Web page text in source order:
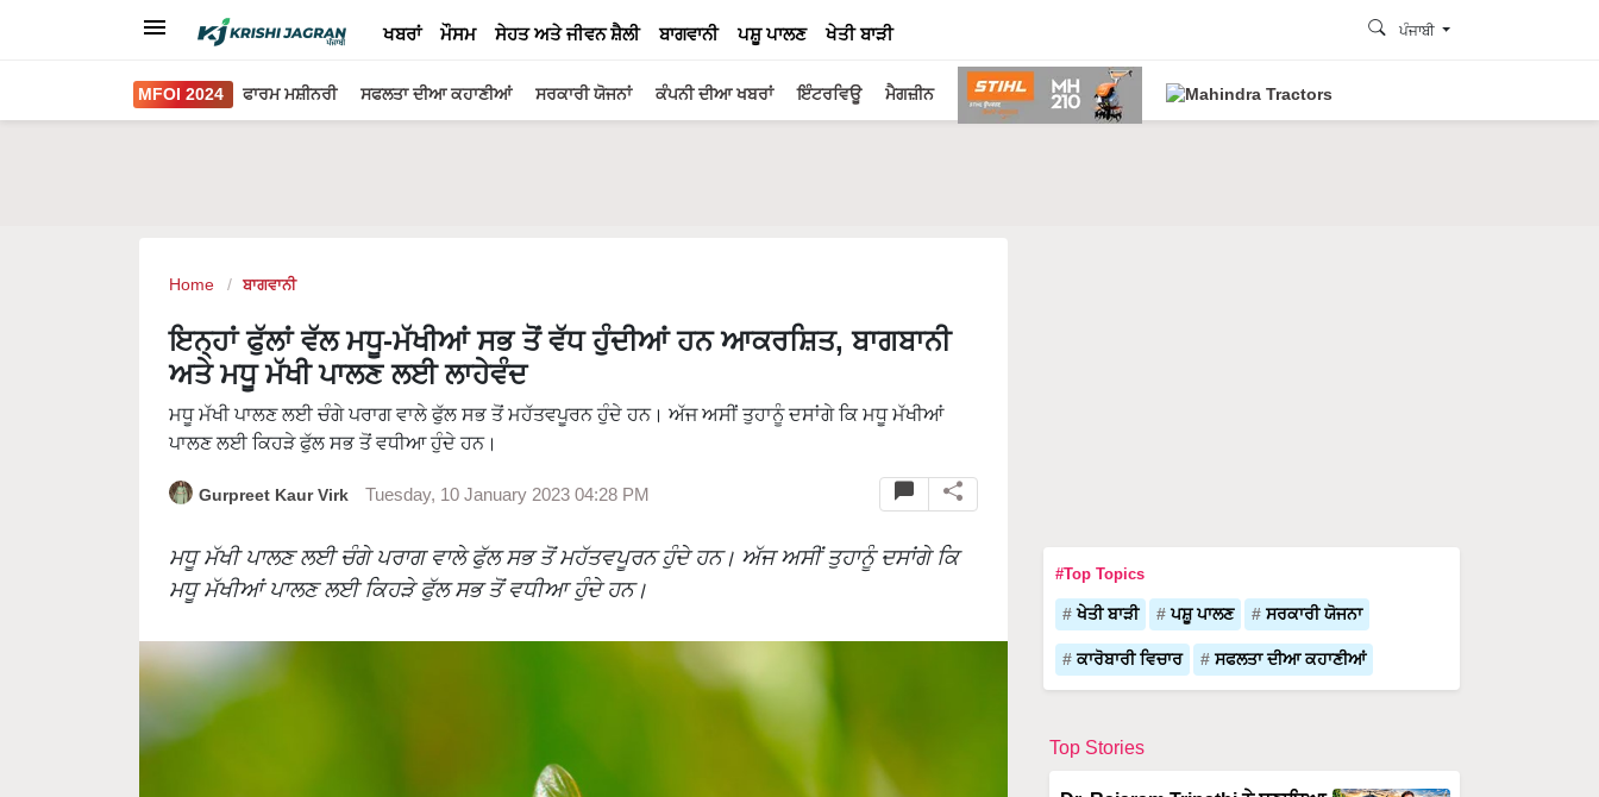
ਖਬਰਾਂ ਮੌਸਮ ਸੇਹਤ ਅਤੇ ਜੀਵਨ ਸ਼ੈਲੀ ਬਾਗਵਾਨੀ ਪਸ਼ੂ ਪਾਲਣ ਖੇਤੀ ਬਾੜੀ ਪੰਜਾਬੀ
MFOI 2024 ਫਾਰਮ ਮਸ਼ੀਨਰੀ ਸਫਲਤਾ ਦੀਆ ਕਹਾਣੀਆਂ ਸਰਕਾਰੀ ਯੋਜਨਾਂ ਕੰਪਨੀ ਦੀਆ ਖਬਰਾਂ ਇੰਟਰਵਿਊ ਮੈਗਜ਼ੀਨ
Home ਬਾਗਵਾਨੀ
ਇਨ੍ਹਾਂ ਫੁੱਲਾਂ ਵੱਲ ਮਧੂ-ਮੱਖੀਆਂ ਸਭ ਤੋਂ ਵੱਧ ਹੁੰਦੀਆਂ ਹਨ ਆਕਰਸ਼ਿਤ, ਬਾਗਬਾਨੀ
ਅਤੇ ਮਧੂ ਮੱਖੀ ਪਾਲਣ ਲਈ ਲਾਹੇਵੰਦ
ਮਧੂ ਮੱਖੀ ਪਾਲਣ ਲਈ ਚੰਗੇ ਪਰਾਗ ਵਾਲੇ ਫੁੱਲ ਸਭ ਤੋਂ ਮਹੱਤਵਪੂਰਨ ਹੁੰਦੇ ਹਨ। ਅੱਜ ਅਸੀਂ ਤੁਹਾਨੂੰ ਦਸਾਂਗੇ ਕਿ ਮਧੂ ਮੱਖੀਆਂ
ਪਾਲਣ ਲਈ ਕਿਹੜੇ ਫੁੱਲ ਸਭ ਤੋਂ ਵਧੀਆ ਹੁੰਦੇ ਹਨ।
Gurpreet Kaur Virk Tuesday, 10 January 2023 04:28 PM
ਮਧੂ ਮੱਖੀ ਪਾਲਣ ਲਈ ਚੰਗੇ ਪਰਾਗ ਵਾਲੇ ਫੁੱਲ ਸਭ ਤੋਂ ਮਹੱਤਵਪੂਰਨ ਹੁੰਦੇ ਹਨ। ਅੱਜ ਅਸੀਂ ਤੁਹਾਨੂੰ ਦਸਾਂਗੇ ਕਿ
ਮਧੂ ਮੱਖੀਆਂ ਪਾਲਣ ਲਈ ਕਿਹੜੇ ਫੁੱਲ ਸਭ ਤੋਂ ਵਧੀਆ ਹੁੰਦੇ ਹਨ।
#Top Topics
ਖੇਤੀ ਬਾੜੀ ਪਸ਼ੂ ਪਾਲਣ ਸਰਕਾਰੀ ਯੋਜਨਾ
ਕਾਰੋਬਾਰੀ ਵਿਚਾਰ ਸਫਲਤਾ ਦੀਆ ਕਹਾਣੀਆਂ
Top Stories